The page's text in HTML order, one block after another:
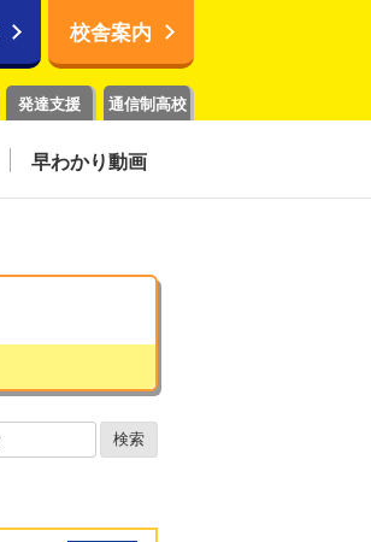
校舎案内
発達支援 通信制高校
早わかり動画